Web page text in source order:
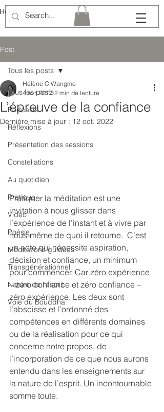
Hélène Lémery
Post
Tous les posts
Podcasts
Réflexions
Présentation des sessions
Constellations
Au quotidien
Pratique
Vidéo
Poésie
Méditations guidées
Transgénérationnel
Nature de l'esprit
Voie du Bouddha
Tous les posts
L’épreuve de la confiance
Hélène C Wangmo
4 avr. 2017 2 min de lecture
Dernière mise à jour : 12 oct. 2022
Pratiquer la méditation est une
invitation à nous glisser dans
l’expérience de l’instant et à vivre par
nous-même de quoi il retourne.  C’est
un acte qui nécessite aspiration,
décision et confiance, un minimum
pour commencer. Car zéro expérience
– zéro confiance et zéro confiance –
zéro expérience. Les deux sont
l’abscisse et l’ordonné des
compétences en différents domaines
ou de la réalisation pour ce qui
concerne notre propos, de
l’incorporation de ce que nous aurons
entendu dans les enseignements sur
la nature de l’esprit. Un incontournable
somme toute.